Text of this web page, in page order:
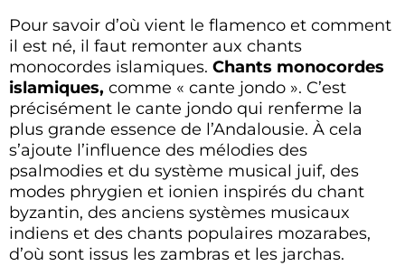
Pour savoir d’où vient le flamenco et comment
il est né, il faut remonter aux chants
monocordes islamiques. Chants monocordes
islamiques, comme « cante jondo ». C’est
précisément le cante jondo qui renferme la
plus grande essence de l’Andalousie. À cela
s’ajoute l’influence des mélodies des
psalmodies et du système musical juif, des
modes phrygien et ionien inspirés du chant
byzantin, des anciens systèmes musicaux
indiens et des chants populaires mozarabes,
d’où sont issus les zambras et les jarchas.